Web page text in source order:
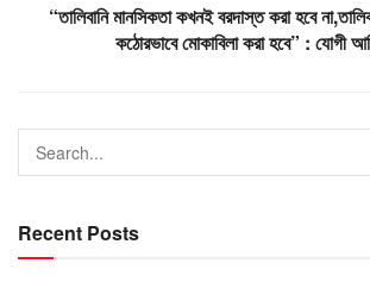
“তালিবানি মানসিকতা কখনই বরদাস্ত করা হবে
কঠোরভাবে মোকাবিলা করা হবে” : যোগী
Recent Posts